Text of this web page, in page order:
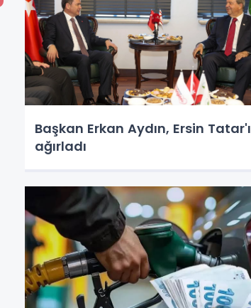
Başkan Erkan Aydın, Ersin Tatar'ı
ağırladı